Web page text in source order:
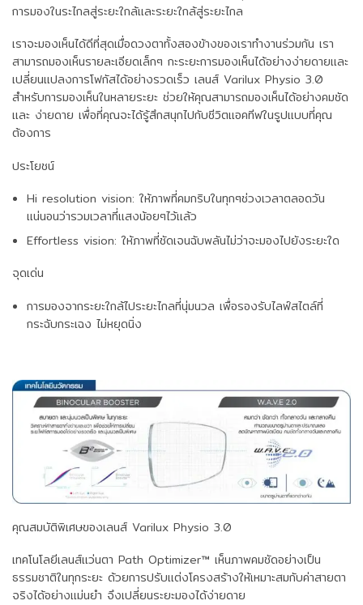
การมองในระไกลสู่ระยะใกล้และระยะใกล้สู่ระยะไกล
เราจะมองเห็นได้ดีที่สุดเมื่อดวงตาทั้งสองข้างของเราทำงานร่วมกัน เรา
สามารถมองเห็นรายละเอียดเล็กๆ กะระยะการมองเห็นได้อย่างง่ายดายและ
เปลี่ยนแปลงการโฟกัสได้อย่างรวดเร็ว เลนส์ Varilux Physio 3.0
สำหรับการมองเห็นในหลายระยะ ช่วยให้คุณสามารถมองเห็นได้อย่างคมชัด
และ ง่ายดาย เพื่อที่คุณจะได้รู้สึกสนุกไปกับชีวิตแอคทีฟในรูปแบบที่คุณ
ต้องการ
ประโยชน์
Hi resolution vision: ให้ภาพที่คมกริบในทุกๆช่วงเวลาตลอดวัน
แน่นอนว่ารวมเวลาที่แสงน้อยๆไว้แล้ว
Effortless vision: ให้ภาพที่ชัดเจนฉับพลันไม่ว่าจะมองไปยังระยะใด
จุดเด่น
การมองจากระยะใกล้ไประยะไกลที่นุ่มนวล เพื่อรองรับไลฟ์สไตล์ที่
กระฉับกระเฉง ไม่หยุดนิ่ง
คุณสมบัติพิเศษของเลนส์ Varilux Physio 3.0
เทคโนโลยีเลนส์แว่นตา Path Optimizer™ เห็นภาพคมชัดอย่างเป็น
ธรรมชาติในทุกระยะ ด้วยการปรับแต่งโครงสร้างให้เหมาะสมกับค่าสายตา
จริงได้อย่างแม่นยำ จึงเปลี่ยนระยะมองได้ง่ายดาย